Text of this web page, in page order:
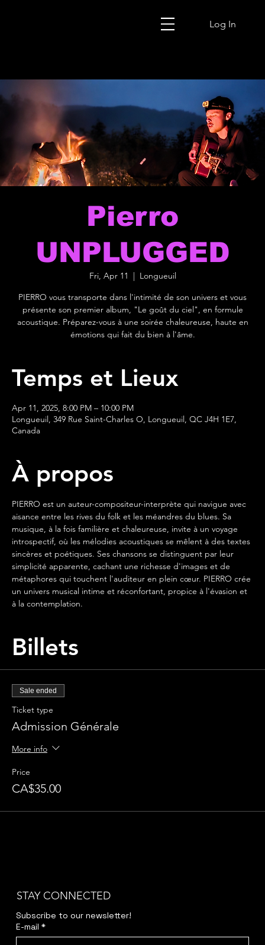
Log In
Pierro
UNPLUGGED
Fri, Apr 11
Longueuil
PIERRO vous transporte dans l'intimité de son univers et vous
présente son premier album, "Le goût du ciel", en formule
acoustique. Préparez-vous à une soirée chaleureuse, haute en
émotions qui fait du bien à l'âme.
Temps et Lieux
Apr 11, 2025, 8:00 PM – 10:00 PM
Longueuil, 349 Rue Saint-Charles O, Longueuil, QC J4H 1E7,
Canada
À propos
PIERRO est un auteur-compositeur-interprète qui navigue avec
aisance entre les rives du folk et les méandres du blues. Sa
musique, à la fois familière et chaleureuse, invite à un voyage
introspectif, où les mélodies acoustiques se mêlent à des textes
sincères et poétiques. Ses chansons se distinguent par leur
simplicité apparente, cachant une richesse d'images et de
métaphores qui touchent l'auditeur en plein cœur. PIERRO crée
un univers musical intime et réconfortant, propice à l'évasion et
à la contemplation.
Billets
Sale ended
Ticket type
Admission Générale
More info
Price
CA$35.00
STAY CONNECTED
Subscribe to our newsletter!
E-mail *